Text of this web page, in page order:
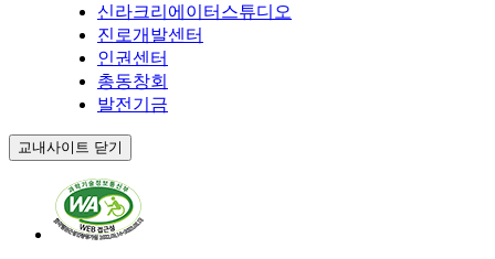
신라크리에이터스튜디오
진로개발센터
인권센터
총동창회
발전기금
교내사이트 닫기